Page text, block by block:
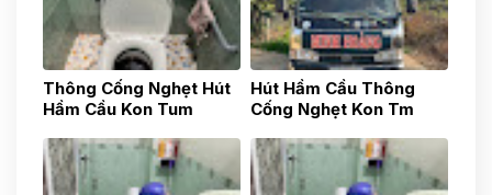
Thông Cống Nghẹt Hút
Hầm Cầu Kon Tum
Hút Hầm Cầu Thông
Cống Nghẹt Kon Tm